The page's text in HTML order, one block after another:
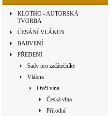
KLOTHO - AUTORSKÁ
TVORBA
ČESÁNÍ VLÁKEN
BARVENÍ
PŘEDENÍ
Sady pro začátečníky
Vlákna
Ovčí vlna
Česká vlna
Přírodní